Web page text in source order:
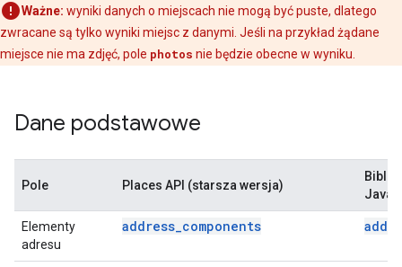
Ważne: wyniki danych o miejscach nie mogą być puste, dlatego
zwracane są tylko wyniki miejsc z danymi. Jeśli na przykład żądane
miejsce nie ma zdjęć, pole photos nie będzie obecne w wyniku.
Dane podstawowe
Pole Places API (starsza wersja)
Elementy
adresu
address_components